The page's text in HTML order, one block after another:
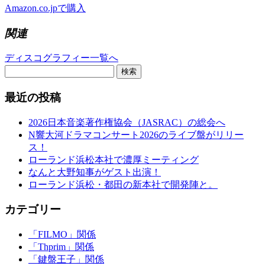
Amazon.co.jpで購入
関連
ディスコグラフィー一覧へ
検索
最近の投稿
2026日本音楽著作権協会（JASRAC）の総会へ
N響大河ドラマコンサート2026のライブ盤がリリー
ス！
ローランド浜松本社で濃厚ミーティング
なんと大野知事がゲスト出演！
ローランド浜松・都田の新本社で開発陣と。
カテゴリー
「FILMO」関係
「Thprim」関係
「鍵盤王子」関係